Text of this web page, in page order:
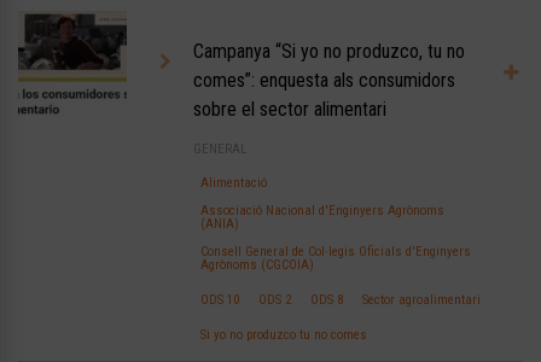
Campanya “Si yo no produzco, tu no
comes”: enquesta als consumidors
sobre el sector alimentari
GENERAL
Alimentació
Associació Nacional d'Enginyers Agrònoms
(ANIA)
Consell General de Col·legis Oficials d'Enginyers
Agrònoms (CGCOIA)
ODS 10 ODS 2 ODS 8 Sector agroalimentari
Si yo no produzco tu no comes